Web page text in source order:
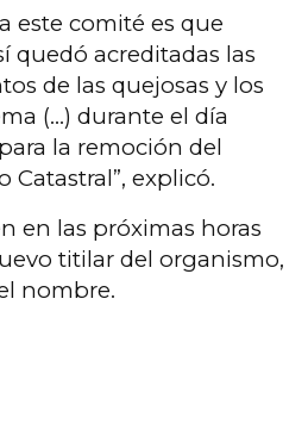
este comité es que
quedó acreditadas las
de las quejosas y los
(…) durante el día
la remoción del
explicó.
en las próximas horas
titilar del organismo,
nombre.